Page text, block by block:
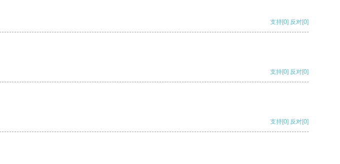
支持[0] 反对[0]
支持[0] 反对[0]
支持[0] 反对[0]